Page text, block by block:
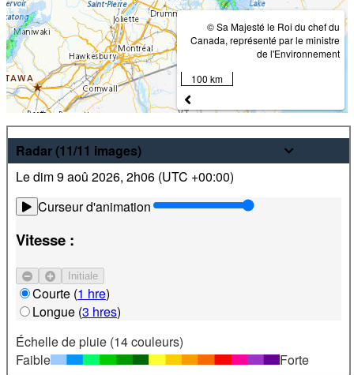
Radar(11/11 images)
Le dim 9 aoû 2026, 2h06 (UTC +00:00)
Curseur d'animation
Vitesse :
Initiale
Courte (1 hre)
Longue (3 hres)
Échelle de pluie (14 couleurs)
Faible
Forte
© Sa Majesté le Roi du chef du
Canada, représenté par le ministre
de l'Environnement
100 km
Météo
Prévisions pour les 24 prochaines heures et sur 7 jours les
plus récentes pour des endroits partout au Canada. De plus,
visualisez des images radar et satellite locales.
Satellite
Courant-jet
Repérez votre emplacement
Alertes